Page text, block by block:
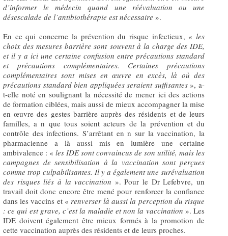
d’informer le médecin quand une réévaluation ou une
désescalade de l’antibiothérapie est nécessaire ».
En ce qui concerne la prévention du risque infectieux, « les
choix des mesures barrière sont souvent à la charge des IDE,
et il y a ici une certaine confusion entre précautions standard
et précautions complémentaires. Certaines précautions
complémentaires sont mises en œuvre en excès, là où des
précautions standard bien appliquées seraient suffisantes», a-
t-elle noté en soulignant la nécessité de mener ici des actions
de formation ciblées, mais aussi de mieux accompagner la mise
en œuvre des gestes barrière auprès des résidents et de leurs
familles, a n que tous soient acteurs de la prévention et du
contrôle des infections. S’arrêtant en n sur la vaccination, la
pharmacienne a là aussi mis en lumière une certaine
ambivalence : « les IDE sont convaincus de son utilité, mais les
campagnes de sensibilisation à la vaccination sont perçues
comme trop culpabilisantes. Il y a également une surévaluation
des risques liés à la vaccination ». Pour le Dr Lefebvre, un
travail doit donc encore être mené pour renforcer la confiance
dans les vaccins et « renverser là aussi la perception du risque
: ce qui est grave, c’est la maladie et non la vaccination ». Les
IDE doivent également être mieux formés à la promotion de
cette vaccination auprès des résidents et de leurs proches.